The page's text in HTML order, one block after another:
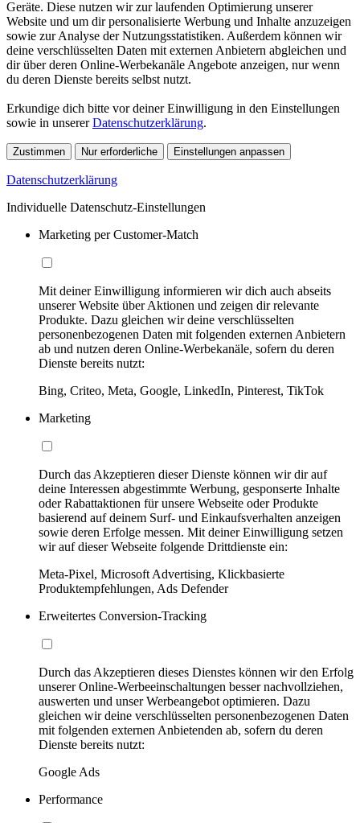
Geräte. Diese nutzen wir zur laufenden Optimierung unserer
Website und um dir personalisierte Werbung und Inhalte anzuzeigen
sowie zur Analyse der Nutzungsstatistiken. Außerdem können wir
deine verschlüsselten Daten mit externen Anbietern abgleichen und
dir über deren Online-Werbekanäle Angebote anzeigen, nur wenn
du deren Dienste bereits selbst nutzt.
Erkundige dich bitte vor deiner Einwilligung in den Einstellungen
sowie in unsererDatenschutzerklärung.
Zustimmen Nur erforderliche Einstellungen anpassen
Datenschutzerklärung
Individuelle Datenschutz-Einstellungen
Marketing per Customer-Match
Mit deiner Einwilligung informieren wir dich auch abseits
unserer Website über Aktionen und zeigen dir relevante
Produkte. Dazu gleichen wir deine verschlüsselten
personenbezogenen Daten mit folgenden externen Anbietern
ab und nutzen deren Online-Werbekanäle, sofern du deren
Dienste bereits nutzt:
Bing, Criteo, Meta, Google, LinkedIn, Pinterest, TikTok
Marketing
Durch das Akzeptieren dieser Dienste können wir dir auf
deine Interessen abgestimmte Werbung, gesponserte Inhalte
oder Rabattaktionen für unsere Webseite oder Produkte
basierend auf deinem Surf- und Einkaufsverhalten anzeigen
sowie deren Erfolge messen. Mit deiner Einwilligung setzen
wir auf dieser Webseite folgende Drittdienste ein:
Meta-Pixel, Microsoft Advertising, Klickbasierte
Produktempfehlungen, Ads Defender
Erweitertes Conversion-Tracking
Durch das Akzeptieren dieses Dienstes können wir den Erfolg
unserer Online-Werbeeinschaltungen besser nachvollziehen,
auswerten und unser Werbeangebot optimieren. Dazu
gleichen wir deine verschlüsselten personenbezogenen Daten
mit folgenden externen Anbietenden ab, sofern du deren
Dienste bereits nutzt:
Google Ads
Performance